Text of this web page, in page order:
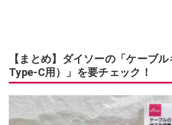
【まとめ】ダイソーの「ケーブ
Type-C用）」を要チェック！